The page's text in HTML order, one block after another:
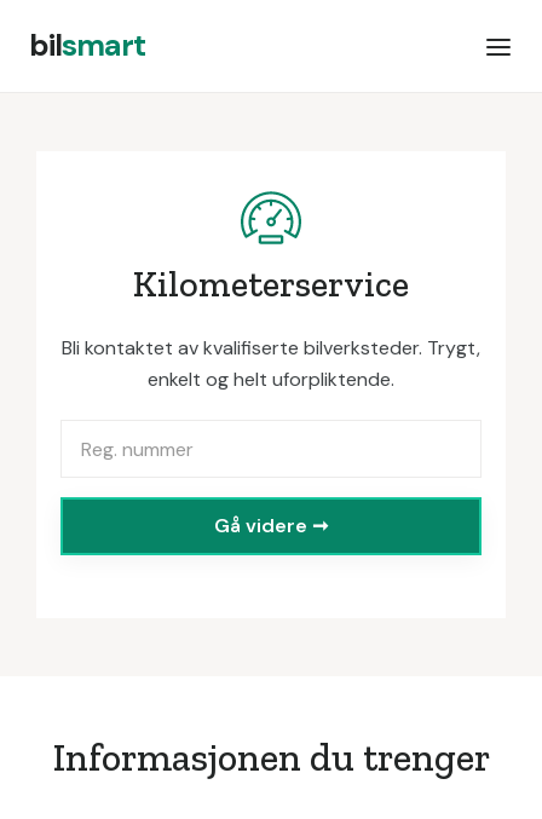
bilsmart
Kilometerservice
Bli kontaktet av kvalifiserte bilverksteder. Trygt,
enkelt og helt uforpliktende.
Gå videre ➞
Informasjonen du trenger